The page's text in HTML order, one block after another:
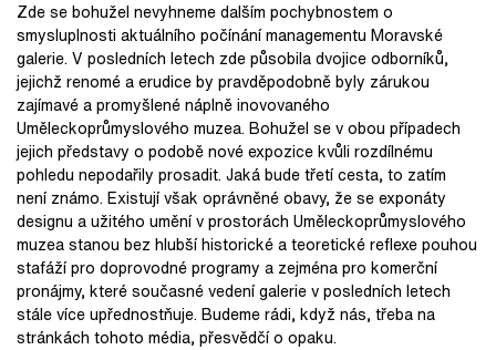
Zde se bohužel nevyhneme dalším pochybnostem o
smysluplnosti aktuálního počínání managementu Moravské
galerie. V posledních letech zde působila dvojice odborníků,
jejichž renomé a erudice by pravděpodobně byly zárukou
zajímavé a promyšlené náplně inovovaného
Uměleckoprůmyslového muzea. Bohužel se v obou případech
jejich představy o podobě nové expozice kvůli rozdílnému
pohledu nepodařily prosadit. Jaká bude třetí cesta, to zatím
není známo. Existují však oprávněné obavy, že se exponáty
designu a užitého umění v prostorách Uměleckoprůmyslového
muzea stanou bez hlubší historické a teoretické reflexe pouhou
stafáží pro doprovodné programy a zejména pro komerční
pronájmy, které současné vedení galerie v posledních letech
stále více upřednostňuje. Budeme rádi, když nás, třeba na
stránkách tohoto média, přesvědčí o opaku.